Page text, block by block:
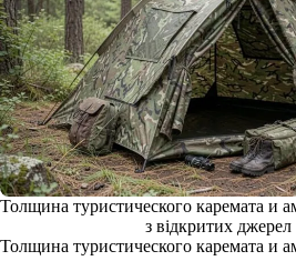
Толщина туристического каремата и
з відкритих джерел
Толщина туристического каремата и